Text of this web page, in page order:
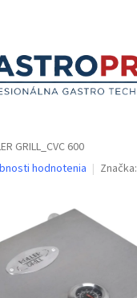
GRILL_CVC 600
hodnotenia Značka: